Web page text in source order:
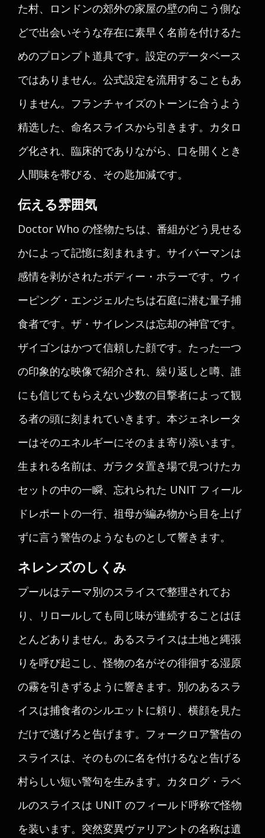
た村、ロンドンの郊外の家屋の壁の向こう側な
どで出会いそうな存在に素早く名前を付けるた
めのプロンプト道具です。設定のデータベース
ではありません。公式設定を流用することもあ
りません。フランチャイズのトーンに合うよう
精选した、命名スライスから引きます。カタロ
グ化され、臨床的でありながら、口を開くとき
人間味を帯びる、その匙加減です。
伝える雰囲気
Doctor Who の怪物たちは、番組がどう見せる
かによって記憶に刻まれます。サイバーマンは
感情を剥がされたボディー・ホラーです。ウィ
ーピング・エンジェルたちは石庭に潜む量子捕
食者です。ザ・サイレンスは忘却の神官です。
ザイゴンはかつて信頼した顔です。たった一つ
の印象的な映像で紹介され、繰り返しと噂、誰
にも信じてもらえない少数の目撃者によって観
る者の頭に刻まれていきます。本ジェネレータ
ーはそのエネルギーにそのまま寄り添います。
生まれる名前は、ガラクタ置き場で見つけたカ
セットの中の一瞬、忘れられた UNIT フィール
ドレポートの一行、祖母が編み物から目を上げ
ずに言う警告のようなものとして響きます。
ネレンズのしくみ
プールはテーマ別のスライスで整理されてお
り、リロールしても同じ味が連続することはほ
とんどありません。あるスライスは土地と縄張
りを呼び起こし、怪物の名がその徘徊する湿原
の霧を引きずるように響きます。別のあるスラ
イスは捕食者のシルエットに頼り、横顔を見た
だけで逃げろと告げます。フォークロア警告の
スライスは、そのものに名を付けるなと告げる
村らしい短い警句を生みます。カタログ・ラベ
ルのスライスは UNIT のフィールド呼称で怪物
を装います。突然変異ヴァリアントの名称は遺